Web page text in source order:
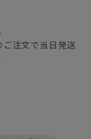
注文で当日発送